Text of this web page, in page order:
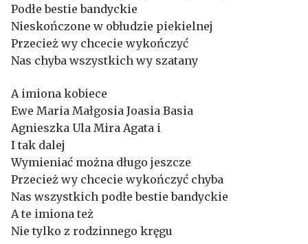
Podłe bestie bandyckie
Nieskończone w obłudzie piekielnej
Przecież wy chcecie wykończyć
Nas chyba wszystkich wy szatany
A imiona kobiece
Ewe Maria Małgosia Joasia Basia
Agnieszka Ula Mira Agata i
I tak dalej
Wymieniać można długo jeszcze
Przecież wy chcecie wykończyć chyba
Nas wszystkich podłe bestie bandyckie
A te imiona też
Nie tylko z rodzinnego kręgu